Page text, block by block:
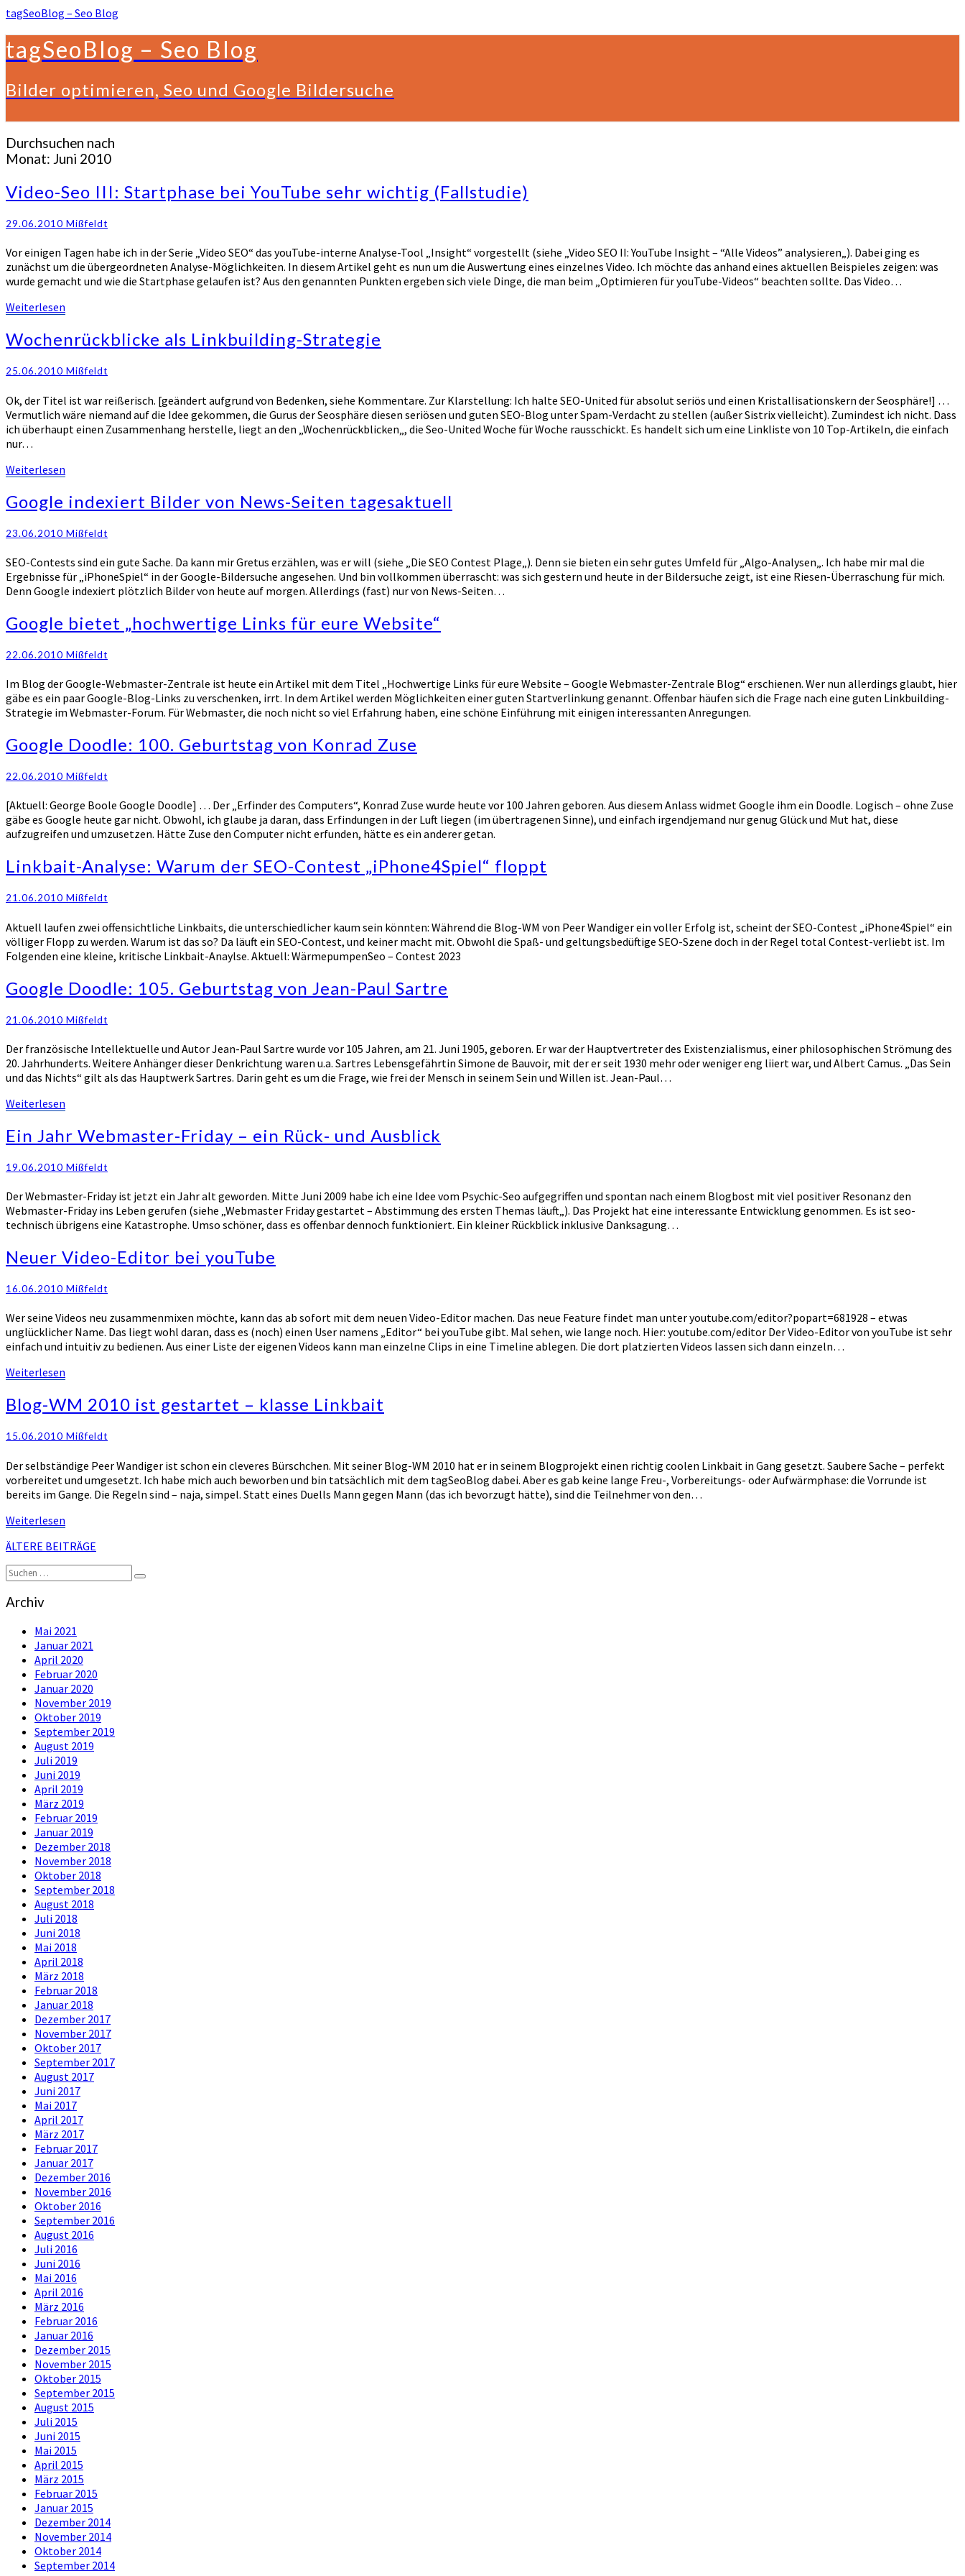
tagSeoBlog – Seo Blog
tagSeoBlog – Seo Blog
Bilder optimieren, Seo und Google Bildersuche
Durchsuchen nach
Monat: Juni 2010
Video-
Seo
III:
Startphase
bei
YouTube
sehr
wichtig
(Fallstudie)
Video-Seo III: Startphase bei YouTube sehr wichtig (Fallstudie)
29.06.2010 Mißfeldt
Vor einigen Tagen habe ich in der Serie „Video SEO“ das youTube-interne Analyse-Tool „Insight“ vorgestellt (siehe „Video SEO II: YouTube Insight – “Alle Videos” analysieren„). Dabei ging es
zunächst um die übergeordneten Analyse-Möglichkeiten. In diesem Artikel geht es nun um die Auswertung eines einzelnes Video. Ich möchte das anhand eines aktuellen Beispieles zeigen: was
wurde gemacht und wie die Startphase gelaufen ist? Aus den genannten Punkten ergeben sich viele Dinge, die man beim „Optimieren für youTube-Videos“ beachten sollte. Das Video…
Weiterlesen
Wochenrückblicke
als
Linkbuilding-
Strategie
Wochenrückblicke als Linkbuilding-Strategie
25.06.2010 Mißfeldt
Ok, der Titel ist war reißerisch. [geändert aufgrund von Bedenken, siehe Kommentare. Zur Klarstellung: Ich halte SEO-United für absolut seriös und einen Kristallisationskern der Seosphäre!] …
Vermutlich wäre niemand auf die Idee gekommen, die Gurus der Seosphäre diesen seriösen und guten SEO-Blog unter Spam-Verdacht zu stellen (außer Sistrix vielleicht). Zumindest ich nicht. Dass
ich überhaupt einen Zusammenhang herstelle, liegt an den „Wochenrückblicken„, die Seo-United Woche für Woche rausschickt. Es handelt sich um eine Linkliste von 10 Top-Artikeln, die einfach
nur…
Weiterlesen
Google
indexiert
von
Seiten
tagesaktuell
Google indexiert Bilder von News-Seiten tagesaktuell
23.06.2010 Mißfeldt
SEO-Contests sind ein gute Sache. Da kann mir Gretus erzählen, was er will (siehe „Die SEO Contest Plage„). Denn sie bieten ein sehr gutes Umfeld für „Algo-Analysen„. Ich habe mir mal die
Ergebnisse für „iPhoneSpiel“ in der Google-Bildersuche angesehen. Und bin vollkommen überrascht: was sich gestern und heute in der Bildersuche zeigt, ist eine Riesen-Überraschung für mich.
Denn Google indexiert plötzlich Bilder von heute auf morgen. Allerdings (fast) nur von News-Seiten…
Google
bietet
Links
eure
Website“
Google bietet „hochwertige Links für eure Website“
22.06.2010 Mißfeldt
Im Blog der Google-Webmaster-Zentrale ist heute ein Artikel mit dem Titel „Hochwertige Links für eure Website – Google Webmaster-Zentrale Blog“ erschienen. Wer nun allerdings glaubt, hier
gäbe es ein paar Google-Blog-Links zu verschenken, irrt. In dem Artikel werden Möglichkeiten einer guten Startverlinkung genannt. Offenbar häufen sich die Frage nach eine guten Linkbuilding-
Strategie im Webmaster-Forum. Für Webmaster, die noch nicht so viel Erfahrung haben, eine schöne Einführung mit einigen interessanten Anregungen.
Google
Doodle:
100.
Geburtstag
von
Konrad
Zuse
Google Doodle: 100. Geburtstag von Konrad Zuse
22.06.2010 Mißfeldt
[Aktuell: George Boole Google Doodle] … Der „Erfinder des Computers“, Konrad Zuse wurde heute vor 100 Jahren geboren. Aus diesem Anlass widmet Google ihm ein Doodle. Logisch – ohne Zuse
gäbe es Google heute gar nicht. Obwohl, ich glaube ja daran, dass Erfindungen in der Luft liegen (im übertragenen Sinne), und einfach irgendjemand nur genug Glück und Mut hat, diese
aufzugreifen und umzusetzen. Hätte Zuse den Computer nicht erfunden, hätte es ein anderer getan.
Linkbait-
Analyse:
Warum
der
Contest
„iPhone4Spiel“
floppt
Linkbait-Analyse: Warum der SEO-Contest „iPhone4Spiel“ floppt
21.06.2010 Mißfeldt
Aktuell laufen zwei offensichtliche Linkbaits, die unterschiedlicher kaum sein könnten: Während die Blog-WM von Peer Wandiger ein voller Erfolg ist, scheint der SEO-Contest „iPhone4Spiel“ ein
völliger Flopp zu werden. Warum ist das so? Da läuft ein SEO-Contest, und keiner macht mit. Obwohl die Spaß- und geltungsbedüftige SEO-Szene doch in der Regel total Contest-verliebt ist. Im
Folgenden eine kleine, kritische Linkbait-Anaylse. Aktuell: WärmepumpenSeo – Contest 2023
Google
Doodle:
Geburtstag
Jean-
Paul
Sartre
Google Doodle: 105. Geburtstag von Jean-Paul Sartre
21.06.2010 Mißfeldt
Der französische Intellektuelle und Autor Jean-Paul Sartre wurde vor 105 Jahren, am 21. Juni 1905, geboren. Er war der Hauptvertreter des Existenzialismus, einer philosophischen Strömung des
20. Jahrhunderts. Weitere Anhänger dieser Denkrichtung waren u.a. Sartres Lebensgefährtin Simone de Bauvoir, mit der er seit 1930 mehr oder weniger eng liiert war, und Albert Camus. „Das Sein
und das Nichts“ gilt als das Hauptwerk Sartres. Darin geht es um die Frage, wie frei der Mensch in seinem Sein und Willen ist. Jean-Paul…
Weiterlesen
Ein
Jahr
Friday
ein
Rück-
und
Ein Jahr Webmaster-Friday – ein Rück- und Ausblick
19.06.2010 Mißfeldt
Der Webmaster-Friday ist jetzt ein Jahr alt geworden. Mitte Juni 2009 habe ich eine Idee vom Psychic-Seo aufgegriffen und spontan nach einem Blogbost mit viel positiver Resonanz den
Webmaster-Friday ins Leben gerufen (siehe „Webmaster Friday gestartet – Abstimmung des ersten Themas läuft„). Das Projekt hat eine interessante Entwicklung genommen. Es ist seo-
technisch übrigens eine Katastrophe. Umso schöner, dass es offenbar dennoch funktioniert. Ein kleiner Rückblick inklusive Danksagung…
Neuer
Video-
Editor
bei
youTube
Neuer Video-Editor bei youTube
16.06.2010 Mißfeldt
Wer seine Videos neu zusammenmixen möchte, kann das ab sofort mit dem neuen Video-Editor machen. Das neue Feature findet man unter youtube.com/editor?popart=681928 – etwas
unglücklicher Name. Das liegt wohl daran, dass es (noch) einen User namens „Editor“ bei youTube gibt. Mal sehen, wie lange noch. Hier: youtube.com/editor Der Video-Editor von youTube ist sehr
einfach und intuitiv zu bedienen. Aus einer Liste der eigenen Videos kann man einzelne Clips in eine Timeline ablegen. Die dort platzierten Videos lassen sich dann einzeln…
Weiterlesen
Blog-
WM
2010
ist
–
klasse
Linkbait
Blog-WM 2010 ist gestartet – klasse Linkbait
15.06.2010 Mißfeldt
Der selbständige Peer Wandiger ist schon ein cleveres Bürschchen. Mit seiner Blog-WM 2010 hat er in seinem Blogprojekt einen richtig coolen Linkbait in Gang gesetzt. Saubere Sache – perfekt
vorbereitet und umgesetzt. Ich habe mich auch beworben und bin tatsächlich mit dem tagSeoBlog dabei. Aber es gab keine lange Freu-, Vorbereitungs- oder Aufwärmphase: die Vorrunde ist
bereits im Gange. Die Regeln sind – naja, simpel. Statt eines Duells Mann gegen Mann (das ich bevorzugt hätte), sind die Teilnehmer von den…
Weiterlesen
Beitragsnavigation
ÄLTERE BEITRÄGE
Suchen
nach:
Suchen
Archiv
Mai 2021
Januar 2021
April 2020
Februar 2020
Januar 2020
November 2019
Oktober 2019
September 2019
August 2019
Juli 2019
Juni 2019
April 2019
März 2019
Februar 2019
Januar 2019
Dezember 2018
November 2018
Oktober 2018
September 2018
August 2018
Juli 2018
Juni 2018
Mai 2018
April 2018
März 2018
Februar 2018
Januar 2018
Dezember 2017
November 2017
Oktober 2017
September 2017
August 2017
Juni 2017
Mai 2017
April 2017
März 2017
Februar 2017
Januar 2017
Dezember 2016
November 2016
Oktober 2016
September 2016
August 2016
Juli 2016
Juni 2016
Mai 2016
April 2016
März 2016
Februar 2016
Januar 2016
Dezember 2015
November 2015
Oktober 2015
September 2015
August 2015
Juli 2015
Juni 2015
Mai 2015
April 2015
März 2015
Februar 2015
Januar 2015
Dezember 2014
November 2014
Oktober 2014
September 2014